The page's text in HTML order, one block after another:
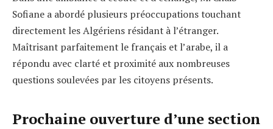
Sofiane a abordé plusieurs préoccupations touchant
directement les Algériens résidant à l’étranger.
Maîtrisant parfaitement le français et l’arabe, il a
répondu avec clarté et proximité aux nombreuses
questions soulevées par les citoyens présents.
Prochaine ouverture d’une section